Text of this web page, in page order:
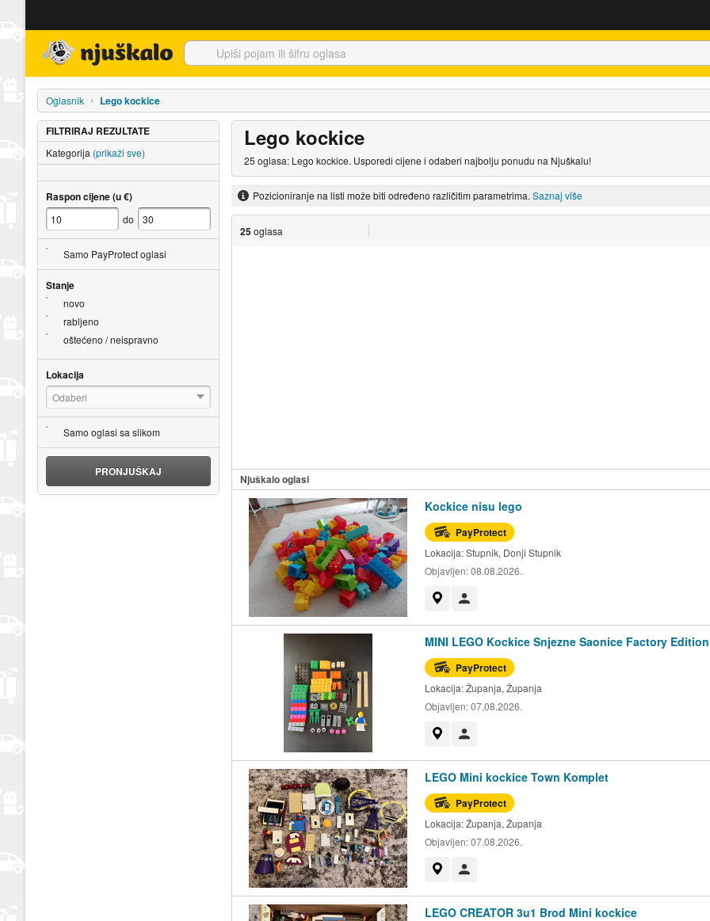
Oglasnik Lego kockice
Lego kockice
25 oglasa: Lego kockice. Usporedi cijene i odaberi najbolju ponudu na Njuškalu!
Pozicioniranje na listi može biti određeno različitim parametrima. Saznaj više
25oglasa
Njuškalo oglasi
Kockice nisu lego
PayProtect
Lokacija:Stupnik, Donji Stupnik
Objavljen:08.08.2026.
MINI LEGO Kockice Snjezne Saonice Factory
PayProtect
Lokacija:Županja, Županja
Objavljen:07.08.2026.
LEGO Mini kockice Town Komplet
PayProtect
Lokacija:Županja, Županja
Objavljen:07.08.2026.
LEGO CREATOR 3u1 Brod Mini kockice
FILTRIRAJ REZULTATE
Kategorija (prikaži sve)
Raspon cijene (u €)
do
Samo PayProtect oglasi
Stanje
novo
rabljeno
oštećeno / neispravno
Lokacija
Odaberi
Samo oglasi sa slikom
PRONJUŠKAJ